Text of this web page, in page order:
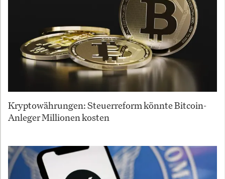
Kryptowährungen: Steuerreform könnte Bitcoin-
Anleger Millionen kosten